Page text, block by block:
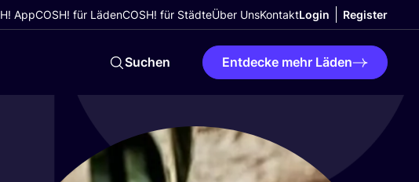
AppCOSH! für LädenCOSH! für StädteÜber UnsKontaktLogin Register
Suchen Entdecke mehr Läden